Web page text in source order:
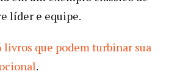
líder e equipe.
livros que podem turbinar sua
.